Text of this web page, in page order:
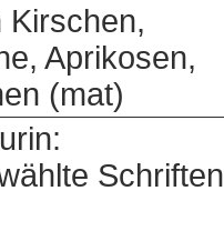
Kirschen,
Aprikosen,
(mat)
Schriften